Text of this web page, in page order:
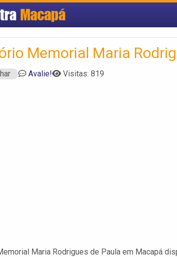
Macapá
Memorial Maria
Avalie! Visitas: 819
Maria Rodrigues de Paula em Macapá